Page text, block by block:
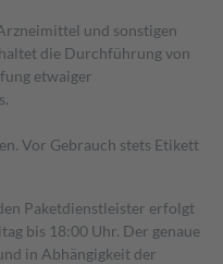
und sonstigen
die Durchführung von
etwaiger
Vor Gebrauch stets Etikett
Paketdienstleister erfolgt
bis 18:00 Uhr. Der genaue
in Abhängigkeit der